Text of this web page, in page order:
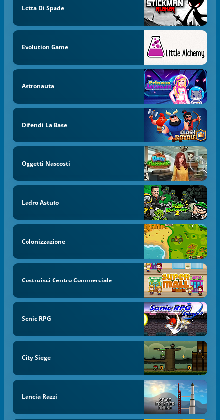
Lotta Di Spade
Evolution Game
Astronauta
Difendi La Base
Oggetti Nascosti
Ladro Astuto
Colonizzazione
Costruisci Centro Commerciale
Sonic RPG
City Siege
Lancia Razzi